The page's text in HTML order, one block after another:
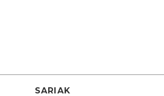
SARIAK